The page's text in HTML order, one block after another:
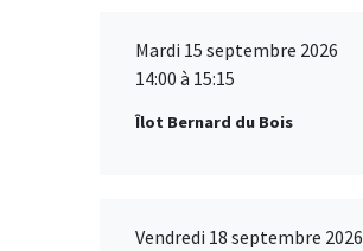
Mardi 15 septembre 2026
14:00 à 15:15
Îlot Bernard du Bois
Vendredi 18 septembre 2026